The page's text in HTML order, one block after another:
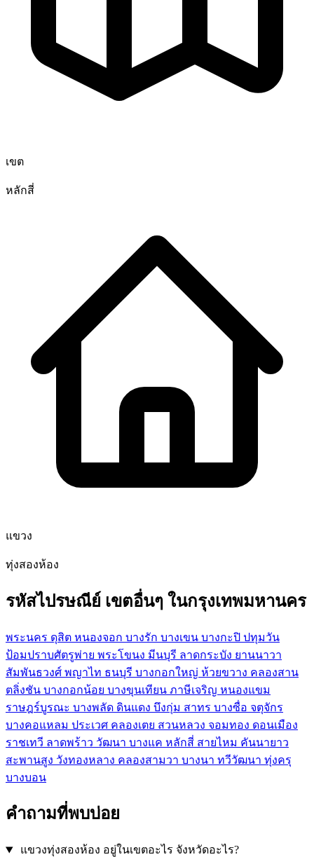
เขต
หลักสี่
แขวง
ทุ่งสองห้อง
รหัสไปรษณีย์ เขตอื่นๆ ในกรุงเทพมหานคร
พระนคร ดุสิต หนองจอก บางรัก บางเขน บางกะปิ ปทุมวัน
ป้อมปราบศัตรูพ่าย พระโขนง มีนบุรี ลาดกระบัง ยานนาวา
สัมพันธวงศ์ พญาไท ธนบุรี บางกอกใหญ่ ห้วยขวาง คลองสาน
ตลิ่งชัน บางกอกน้อย บางขุนเทียน ภาษีเจริญ หนองแขม
ราษฎร์บูรณะ บางพลัด ดินแดง บึงกุ่ม สาทร บางซื่อ จตุจักร
บางคอแหลม ประเวศ คลองเตย สวนหลวง จอมทอง ดอนเมือง
ราชเทวี ลาดพร้าว วัฒนา บางแค หลักสี่ สายไหม คันนายาว
สะพานสูง วังทองหลาง คลองสามวา บางนา ทวีวัฒนา ทุ่งครุ
บางบอน
คำถามที่พบบ่อย
แขวงทุ่งสองห้อง อยู่ในเขตอะไร จังหวัดอะไร?